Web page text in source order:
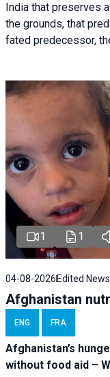
India that preserves
the grounds, that
fated predecessor,
1 1
04-08-2026 Edited News
Afghanistan
ENG FRA
Afghanistan’s
without food aid –